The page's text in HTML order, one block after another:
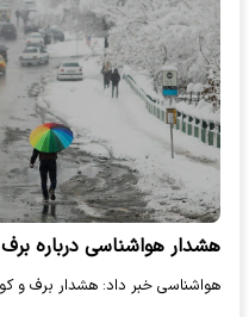
هشدار هواشناسی درباره
هواشناسی خبر داد: هشدار برف و